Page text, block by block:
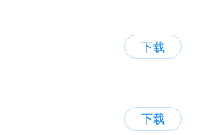
下载
下载